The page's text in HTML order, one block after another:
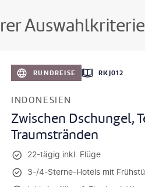
RUNDREISE RKJ012
INDONESIEN
Zwischen Dschungel,
Traumstränden
22-tägig inkl. Flüge
3-/4-Sterne-Hotels mit